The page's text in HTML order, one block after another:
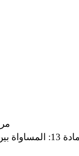
الجنسين في المجالات الأخرى للحياة المالية والاجتماعية